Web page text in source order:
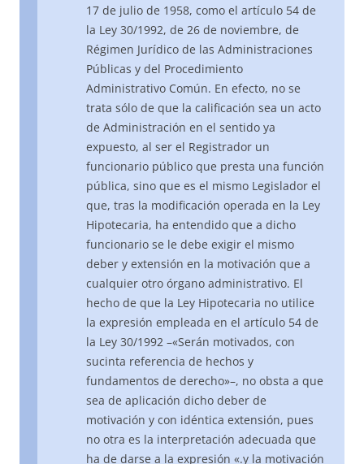
17 de julio de 1958, como el artículo 54 de
la Ley 30/1992, de 26 de noviembre, de
Régimen Jurídico de las Administraciones
Públicas y del Procedimiento
Administrativo Común. En efecto, no se
trata sólo de que la calificación sea un acto
de Administración en el sentido ya
expuesto, al ser el Registrador un
funcionario público que presta una función
pública, sino que es el mismo Legislador el
que, tras la modificación operada en la Ley
Hipotecaria, ha entendido que a dicho
funcionario se le debe exigir el mismo
deber y extensión en la motivación que a
cualquier otro órgano administrativo. El
hecho de que la Ley Hipotecaria no utilice
la expresión empleada en el artículo 54 de
la Ley 30/1992 –«Serán motivados, con
sucinta referencia de hechos y
fundamentos de derecho»–, no obsta a que
sea de aplicación dicho deber de
motivación y con idéntica extensión, pues
no otra es la interpretación adecuada que
ha de darse a la expresión «.y la motivación